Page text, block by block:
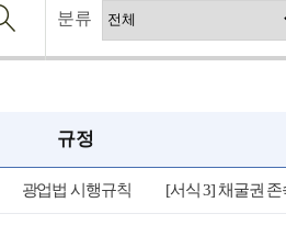
분류
규정
광업법 시행규칙 [서식 3] 채굴권